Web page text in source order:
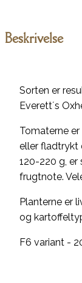
Beskrivelse
Sorten er
Everett´s
Tomaterne
eller fladtrykt
120-220 g,
frugtnote.
Planterne er
og
F6 variant -